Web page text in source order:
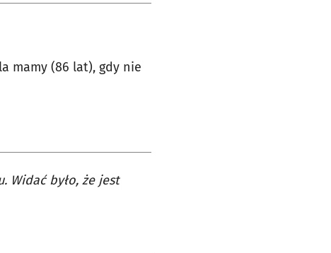
mamy (86 lat), gdy nie
Widać było, że jest